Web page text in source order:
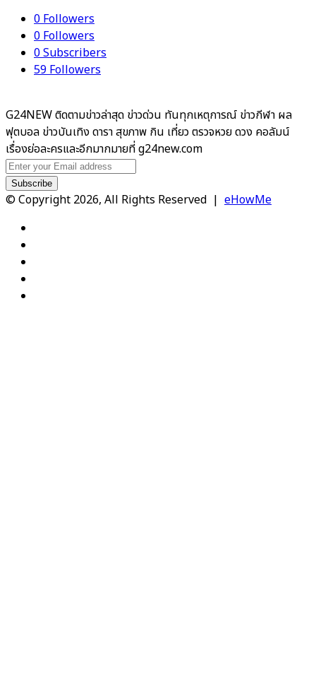
0 Followers
0 Followers
0Subscribers
59 Followers
G24NEW ติดตามข่าวล่าสุด ข่าวด่วน ทันทุกเหตุการณ์ ข่าวกีฬา ผล
ฟุตบอล ข่าวบันเทิง ดารา สุขภาพ กิน เที่ยว ตรวจหวย ดวง คอลัมน์
เรื่องย่อละครและอีกมากมายที่ g24new.com
Enter
your
Email
© Copyright 2026, All Rights Reserved | eHowMe